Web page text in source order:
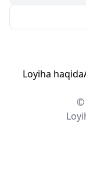
Loyiha haqida
©